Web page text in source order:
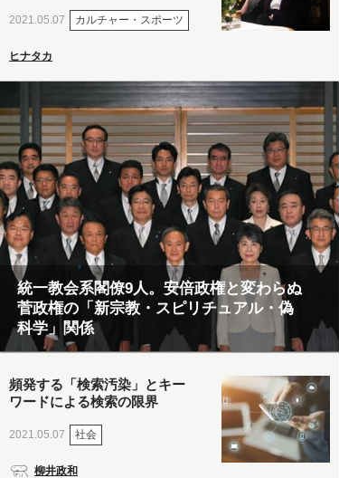
2021.05.07 カルチャー・スポーツ
ヒナタカ
統一教会系閣僚9人。安倍政権と変わらぬ
菅政権の「新宗教・スピリチュアル・偽
科学」関係
頻発する「検索汚染」とキー
ワードによる検索の限界
2021.05.07 社会
柳井政和